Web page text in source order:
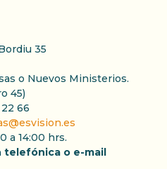
35
o Nuevos Ministerios.
45)
66
a 14:00 hrs.
telefónica o e-mail